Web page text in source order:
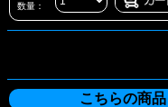
数量：
こちらの商